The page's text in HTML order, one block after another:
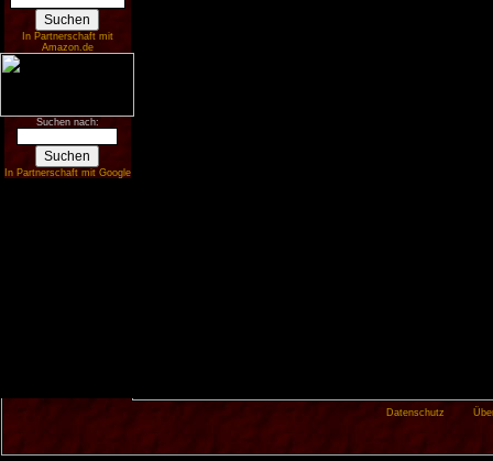
In Partnerschaft mit
Amazon.de
Suchen nach:
In Partnerschaft mit Google
Datenschutz